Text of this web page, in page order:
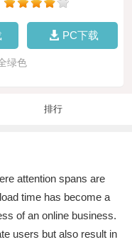
PC下载
绿色
排行
attention spans are
time has become a
of an online business.
users but also result in